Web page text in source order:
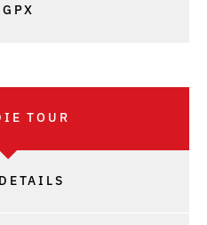
GPX
TOUR
DETAILS